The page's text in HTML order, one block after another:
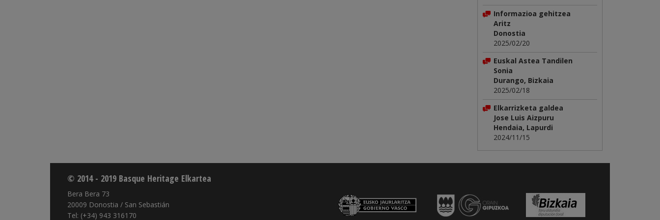
Informazioa gehitzea
Aritz
Donostia
2025/02/20
Euskal Astea Tandilen
Sonia
Durango, Bizkaia
2025/02/18
Elkarrizketa galdea
Jose Luis Aizpuru
Hendaia, Lapurdi
2024/11/15
© 2014 - 2019 Basque Heritage Elkartea
Bera Bera 73
20009 Donostia / San Sebastián
Tel: (+34) 943 316170